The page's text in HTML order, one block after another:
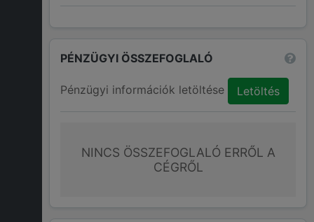
PÉNZÜGYI ÖSSZEFOGLALÓ
Pénzügyi információk letöltése Letöltés
NINCS ÖSSZEFOGLALÓ ERRŐL A
CÉGRŐL